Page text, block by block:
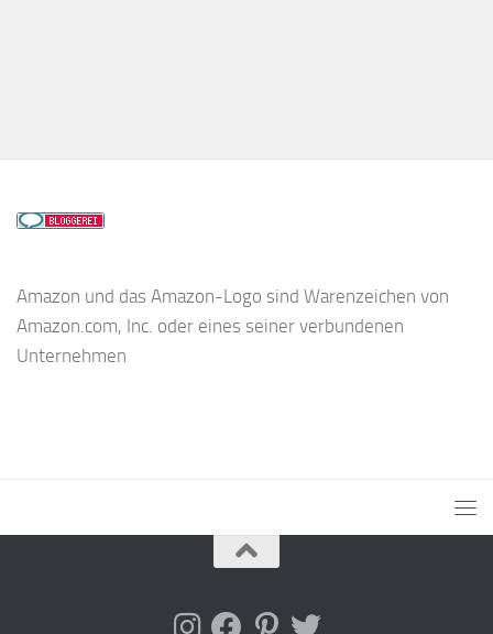
Amazon und das Amazon-Logo sind Warenzeichen von
Amazon.com, Inc. oder eines seiner verbundenen
Unternehmen